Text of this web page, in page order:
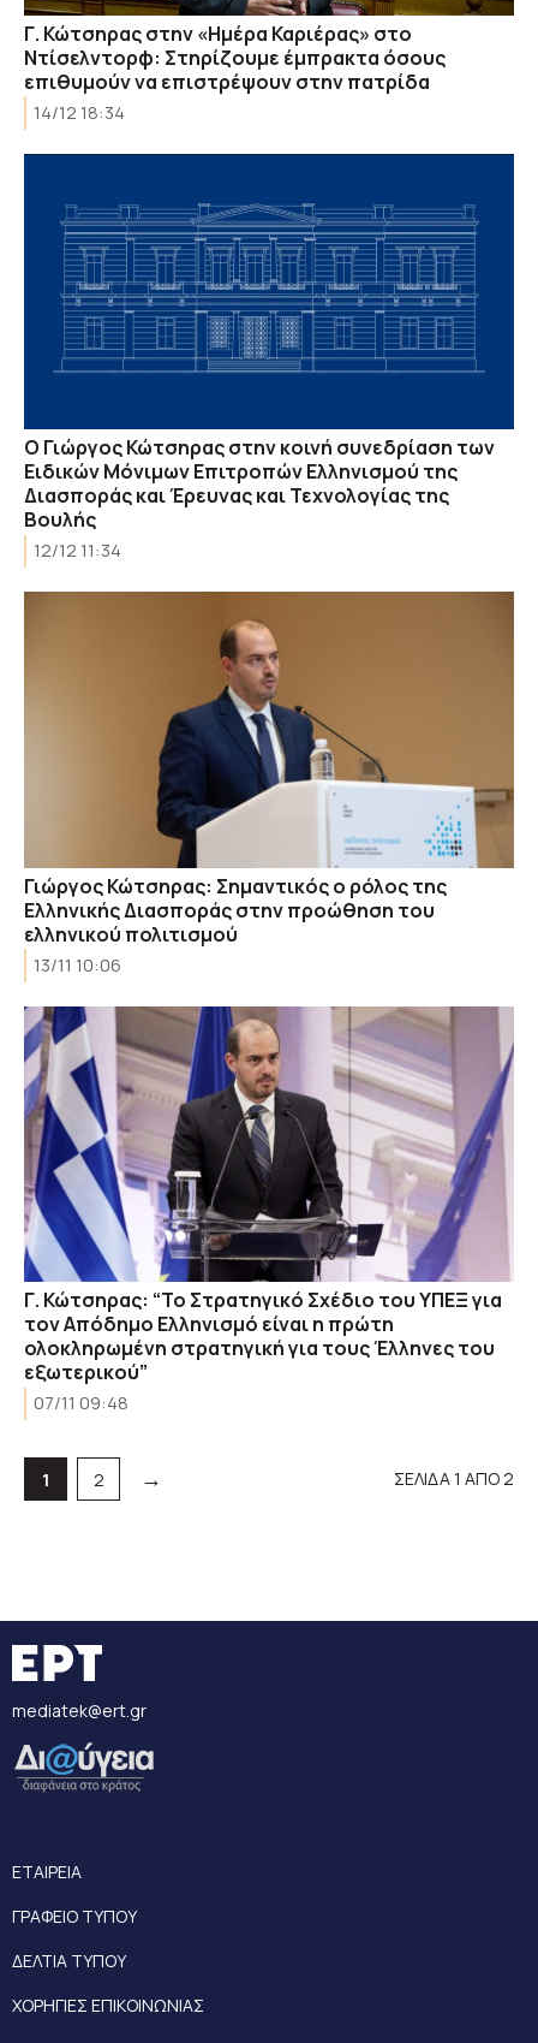
Γ. Κώτσηρας στην «Ημέρα Καριέρας» στο
Ντίσελντορφ: Στηρίζουμε έμπρακτα όσους
επιθυμούν να επιστρέψουν στην πατρίδα
14/12 18:34
Ο Γιώργος Κώτσηρας στην κοινή συνεδρίαση των
Ειδικών Μόνιμων Επιτροπών Ελληνισμού της
Διασποράς και Έρευνας και Τεχνολογίας της
Βουλής
12/12 11:34
Γιώργος Κώτσηρας: Σημαντικός ο ρόλος της
Ελληνικής Διασποράς στην προώθηση του
ελληνικού πολιτισμού
13/11 10:06
Γ. Κώτσηρας: “Το Στρατηγικό Σχέδιο του ΥΠΕΞ για
τον Απόδημο Ελληνισμό είναι η πρώτη
ολοκληρωμένη στρατηγική για τους Έλληνες του
εξωτερικού”
07/11 09:48
Σελίδα
1 Σελίδα
2 → ΣΕΛΙΔΑ 1 ΑΠΟ 2
mediatek@ert.gr
ΕΤΑΙΡΕΙΑ
ΓΡΑΦΕΙΟ ΤΥΠΟΥ
ΔΕΛΤΙΑ ΤΥΠΟΥ
ΧΟΡΗΓΙΕΣ ΕΠΙΚΟΙΝΩΝΙΑΣ